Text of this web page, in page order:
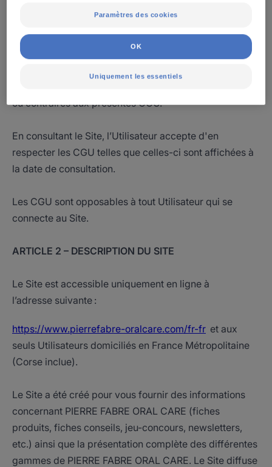
préavis. L'utilisation et la consultation du Site sont
limitées à des fins personnelles et non commerciales.
ou contraires aux présentes CGU.
En consultant le Site, l’Utilisateur accepte d'en
respecter les CGU telles que celles-ci sont affichées à
la date de consultation.
Les CGU sont opposables à tout Utilisateur qui se
connecte au Site.
ARTICLE 2 – DESCRIPTION DU SITE
Le Site est accessible uniquement en ligne à
l’adresse suivante :
https://www.pierrefabre-oralcare.com/fr-fr et aux
seuls Utilisateurs domiciliés en France Métropolitaine
(Corse inclue).
Le Site a été créé pour vous fournir des informations
concernant PIERRE FABRE ORAL CARE (fiches
produits, fiches conseils, jeu-concours, newsletters,
etc.) ainsi que la présentation complète des différentes
gammes de PIERRE FABRE ORAL CARE. Le Site diffuse
Paramètres des cookies
Uniquement les essentiels
OK